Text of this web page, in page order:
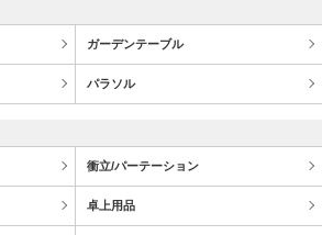
ガーデンテーブル
パラソル
衝立/パーテーション
卓上用品